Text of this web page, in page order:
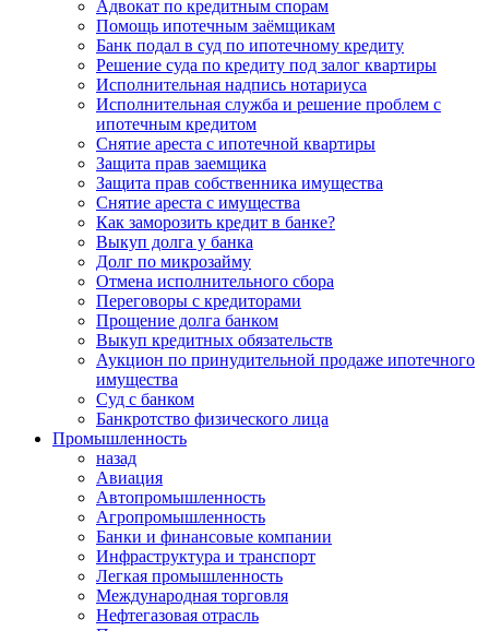
Адвокат по кредитным спорам
Помощь ипотечным заёмщикам
Банк подал в суд по ипотечному кредиту
Решение суда по кредиту под залог квартиры
Исполнительная надпись нотариуса
Исполнительная служба и решение проблем с
ипотечным кредитом
Снятие ареста с ипотечной квартиры
Защита прав заемщика
Защита прав собственника имущества
Снятие ареста с имущества
Как заморозить кредит в банке?
Выкуп долга у банка
Долг по микрозайму
Отмена исполнительного сбора
Переговоры с кредиторами
Прощение долга банком
Выкуп кредитных обязательств
Аукцион по принудительной продаже ипотечного
имущества
Суд с банком
Банкротство физического лица
Промышленность
назад
Авиация
Автопромышленность
Агропромышленность
Банки и финансовые компании
Инфраструктура и транспорт
Легкая промышленность
Международная торговля
Нефтегазовая отрасль